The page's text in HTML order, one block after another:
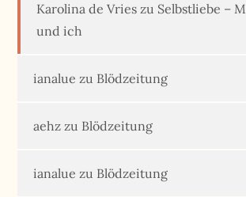
Karolina de Vries zu Selbstliebe –
und ich
ianalue zu Blödzeitung
aehz zu Blödzeitung
ianalue zu Blödzeitung